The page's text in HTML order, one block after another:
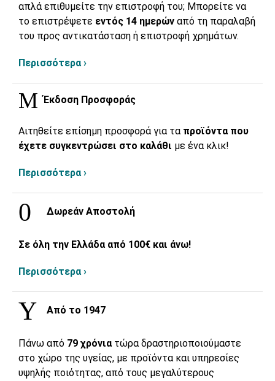
απλά επιθυμείτε την επιστροφή του; Μπορείτε να
το επιστρέψετε εντός 14 ημερών από τη παραλαβή
του προς αντικατάσταση ή επιστροφή χρημάτων.
Περισσότερα ›
Έκδοση Προσφοράς
Αιτηθείτε επίσημη προσφορά για τα προϊόντα που
έχετε συγκεντρώσει στο καλάθι με ένα κλικ!
Περισσότερα ›
Δωρεάν Αποστολή
Σε όλη την Ελλάδα από 100€ και άνω!
Περισσότερα ›
Από το 1947
Πάνω από 79 χρόνια τώρα δραστηριοποιούμαστε
στο χώρο της υγείας, με προϊόντα και υπηρεσίες
υψηλής ποιότητας, από τους μεγαλύτερους